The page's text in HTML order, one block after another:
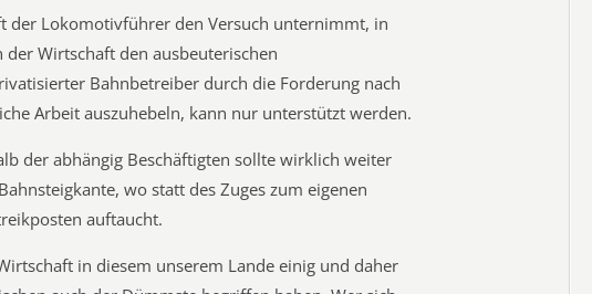
der Lokomotivführer den Versuch unternimmt, in
der Wirtschaft den ausbeuterischen
Bahnbetreiber durch die Forderung nach
Arbeit auszuhebeln, kann nur unterstützt werden.
der abhängig Beschäftigten sollte wirklich weiter
wo statt des Zuges zum eigenen
auftaucht.
in diesem unserem Lande einig und daher